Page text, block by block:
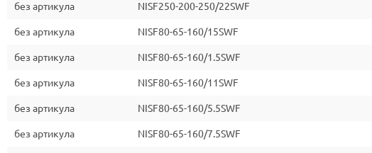
без артикула NISF250-200-250/22SWF
без артикула NISF80-65-160/15SWF
без артикула NISF80-65-160/1.5SWF
без артикула NISF80-65-160/11SWF
без артикула NISF80-65-160/5.5SWF
без артикула NISF80-65-160/7.5SWF